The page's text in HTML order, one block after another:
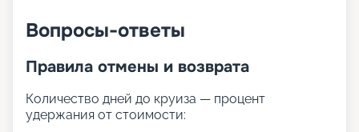
Вопросы-ответы
Правила отмены и возврата
Количество дней до круиза — процент
удержания от стоимости: